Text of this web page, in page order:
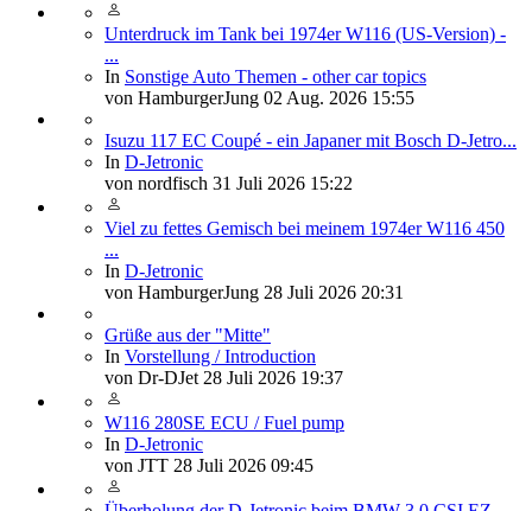
Unterdruck im Tank bei 1974er W116 (US-Version) -
...
In Sonstige Auto Themen - other car topics
von HamburgerJung 02 Aug. 2026 15:55
Isuzu 117 EC Coupé - ein Japaner mit Bosch D-Jetro...
In D-Jetronic
von nordfisch 31 Juli 2026 15:22
Viel zu fettes Gemisch bei meinem 1974er W116 450
...
In D-Jetronic
von HamburgerJung 28 Juli 2026 20:31
Grüße aus der "Mitte"
In Vorstellung / Introduction
von Dr-DJet 28 Juli 2026 19:37
W116 280SE ECU / Fuel pump
In D-Jetronic
von JTT 28 Juli 2026 09:45